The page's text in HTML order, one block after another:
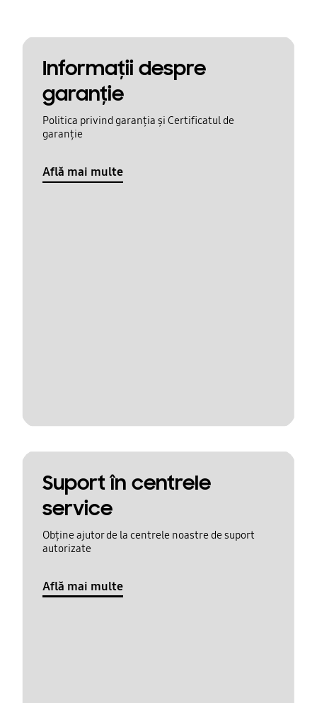
Informaţii despre
garanţie
Politica privind garanția și Certificatul de
garanție
Află mai multe
Suport în centrele
service
Obține ajutor de la centrele noastre de suport
autorizate
Află mai multe